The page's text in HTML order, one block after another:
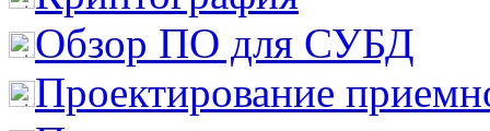
Обзор ПО для СУБД
Проектирование